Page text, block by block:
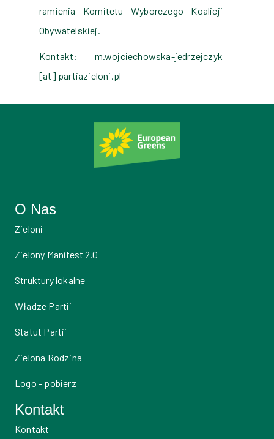
ramienia Komitetu Wyborczego Koalicji
Obywatelskiej.
Kontakt: m.wojciechowska-jedrzejczyk
[at] partiazieloni.pl
O Nas
Zieloni
Zielony Manifest 2.0
Struktury lokalne
Władze Partii
Statut Partii
Zielona Rodzina
Logo - pobierz
Kontakt
Kontakt